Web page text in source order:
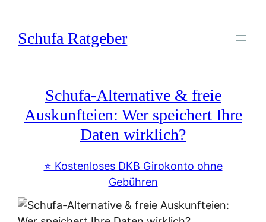
springen
Schufa Ratgeber
Schufa-Alternative & freie
Auskunfteien: Wer speichert Ihre
Daten wirklich?
⭐️ Kostenloses DKB Girokonto ohne
Gebühren